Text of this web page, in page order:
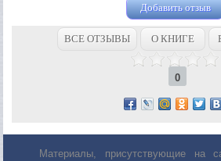
Добавить отзыв
ВСЕ ОТЗЫВЫ О КНИГЕ
0
Материалы, присутствующие на